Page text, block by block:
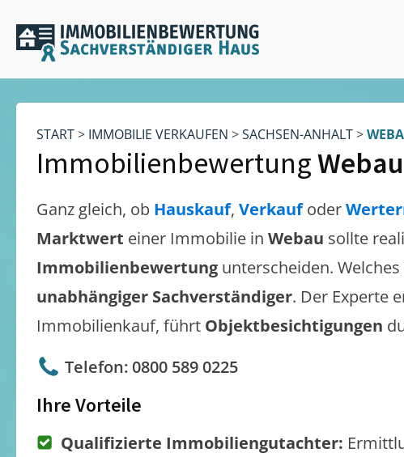
START> IMMOBILIE VERKAUFEN >SACHSEN-ANHALT>
ImmobilienbewertungWebau
Ganz gleich, ob Hauskauf, Verkaufoder
Marktwert einer Immobilie in Webau sollte
Immobilienbewertung unterscheiden. Welches
unabhängiger Sachverständiger. Der Experte
Immobilienkauf, führt Objektbesichtigungen
Telefon: 0800 589 0225
Ihre Vorteile
Qualifizierte Immobiliengutachter: